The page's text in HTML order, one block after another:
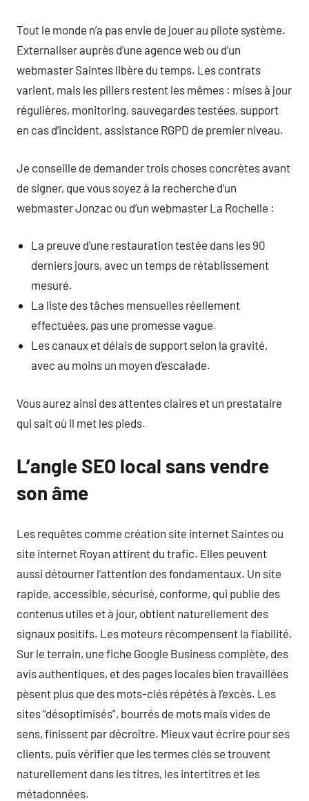
Tout le monde n’a pas envie de jouer au pilote système.
Externaliser auprès d’une agence web ou d’un
webmaster Saintes libère du temps. Les contrats
varient, mais les piliers restent les mêmes : mises à jour
régulières, monitoring, sauvegardes testées, support
en cas d’incident, assistance RGPD de premier niveau.
Je conseille de demander trois choses concrètes avant
de signer, que vous soyez à la recherche d’un
webmaster Jonzac ou d’un webmaster La Rochelle :
La preuve d’une restauration testée dans les 90
derniers jours, avec un temps de rétablissement
mesuré.
La liste des tâches mensuelles réellement
effectuées, pas une promesse vague.
Les canaux et délais de support selon la gravité,
avec au moins un moyen d’escalade.
Vous aurez ainsi des attentes claires et un prestataire
qui sait où il met les pieds.
L’angle SEO local sans vendre
son âme
Les requêtes comme création site internet Saintes ou
site internet Royan attirent du trafic. Elles peuvent
aussi détourner l’attention des fondamentaux. Un site
rapide, accessible, sécurisé, conforme, qui publie des
contenus utiles et à jour, obtient naturellement des
signaux positifs. Les moteurs récompensent la fiabilité.
Sur le terrain, une fiche Google Business complète, des
avis authentiques, et des pages locales bien travaillées
pèsent plus que des mots-clés répétés à l’excès. Les
sites “désoptimisés”, bourrés de mots mais vides de
sens, finissent par décroître. Mieux vaut écrire pour ses
clients, puis vérifier que les termes clés se trouvent
naturellement dans les titres, les intertitres et les
métadonnées.